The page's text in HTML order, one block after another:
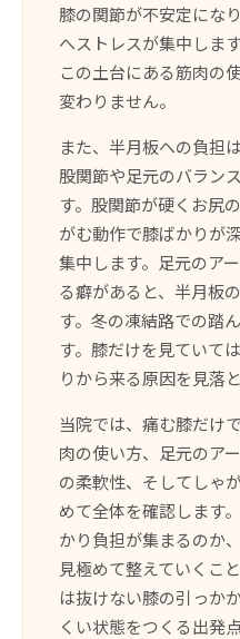
膝の関節が不安定にな
へストレスが集中しま
この土台にある筋肉の
変わりません。
また、半月板への負担
股関節や足元のバラン
す。股関節が硬くお尻
がむ動作で膝ばかりが
集中します。足元のア
る癖があると、半月板
す。冬の凍結路での踏
す。膝だけを見ていて
りから来る原因を見落
当院では、痛む膝だけ
肉の使い方、足元のア
の柔軟性、そしてしゃ
めて全体を確認します
かり負担が集まるのか
見極めて整えていくこ
は抜けない膝の引っか
くい状態をつくる出発